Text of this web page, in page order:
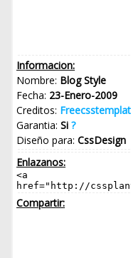
Informacion:
Nombre: Blog Style
Fecha: 23-Enero-2009
Creditos:
Garantia: Si ?
Diseño para: CssDesign
Enlazanos:
Compartir: